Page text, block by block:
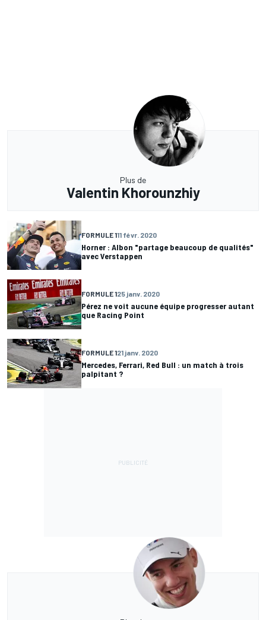
Plus de
Valentin Khorounzhiy
FORMULE 111 févr. 2020
Horner : Albon "partage beaucoup de qualités"
avec Verstappen
FORMULE 125 janv. 2020
Pérez ne voit aucune équipe progresser autant
que Racing Point
FORMULE 121 janv. 2020
Mercedes, Ferrari, Red Bull : un match à trois
palpitant ?